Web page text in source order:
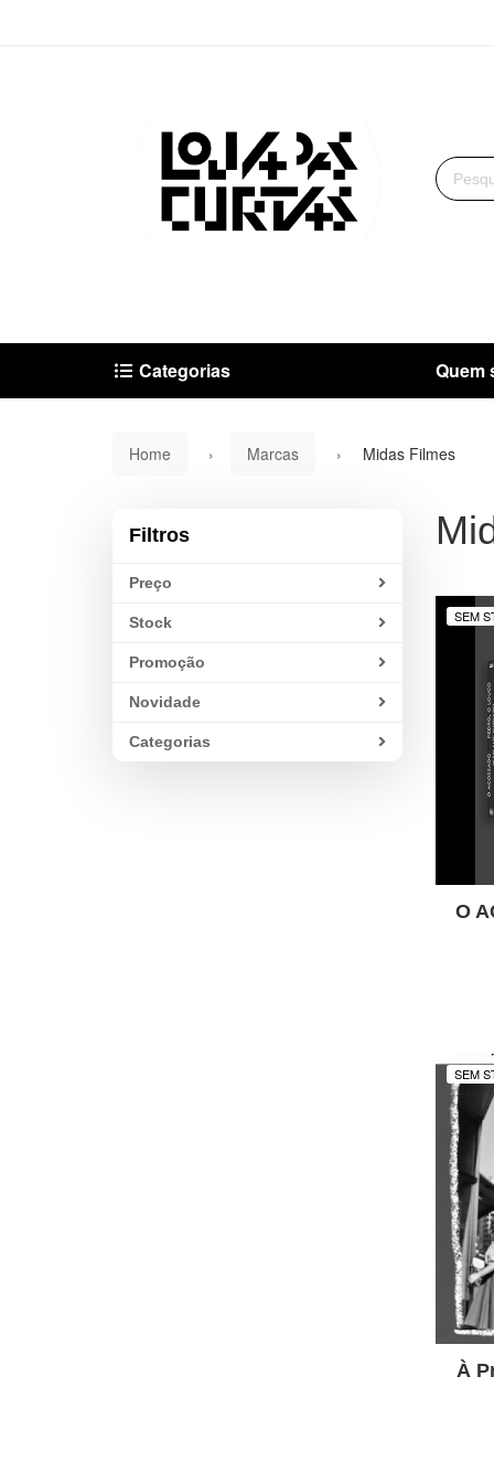
Quem
Categorias
Home Marcas Midas Filmes
Filtros
Preço
Stock
Promoção
Novidade
Categorias
SEM
O
SEM
À